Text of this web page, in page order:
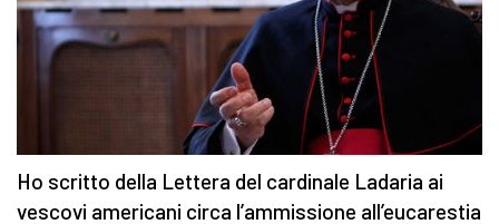
Ho scritto della Lettera del cardinale Ladaria ai
vescovi americani circa l’ammissione all’eucarestia